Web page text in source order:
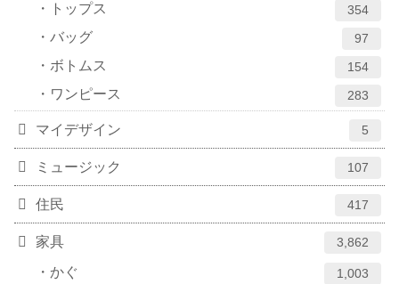
トップス 354
バッグ 97
ボトムス 154
ワンピース 283
マイデザイン 5
ミュージック 107
住民 417
家具 3,862
かぐ 1,003